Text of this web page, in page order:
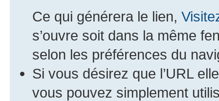
Ce qui générera le lien,
s’ouvre soit dans la même
selon les préférences du
Si vous désirez que l’URL
vous pouvez simplement